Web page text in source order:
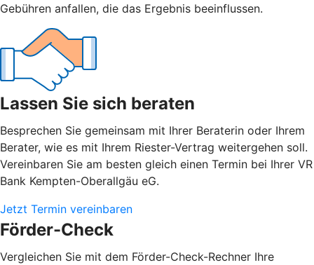
Gebühren anfallen, die das Ergebnis beeinflussen.
Lassen Sie sich beraten
Besprechen Sie gemeinsam mit Ihrer Beraterin oder Ihrem
Berater, wie es mit Ihrem Riester-Vertrag weitergehen soll.
Vereinbaren Sie am besten gleich einen Termin bei Ihrer VR
Bank Kempten-Oberallgäu eG.
Jetzt Termin vereinbaren
Förder-Check
Vergleichen Sie mit dem Förder-Check-Rechner Ihre